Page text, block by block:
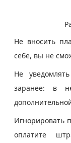
Не вносить
себе, вы не
Не
заранее: в
Игнорировать
оплатите